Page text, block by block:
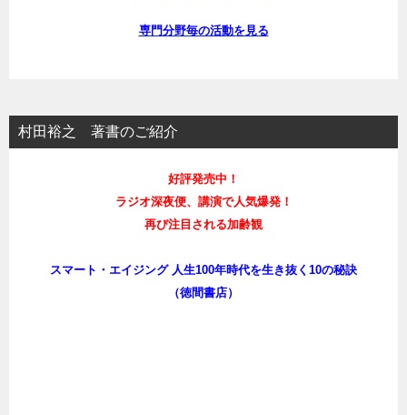
専門分野毎の活動を見る
村田裕之 著書のご紹介
好評発売中！
ラジオ深夜便、講演で人気爆発！
再び注目される加齢観
スマート・エイジング 人生100年時代を生き抜く10の秘訣
（徳間書店）